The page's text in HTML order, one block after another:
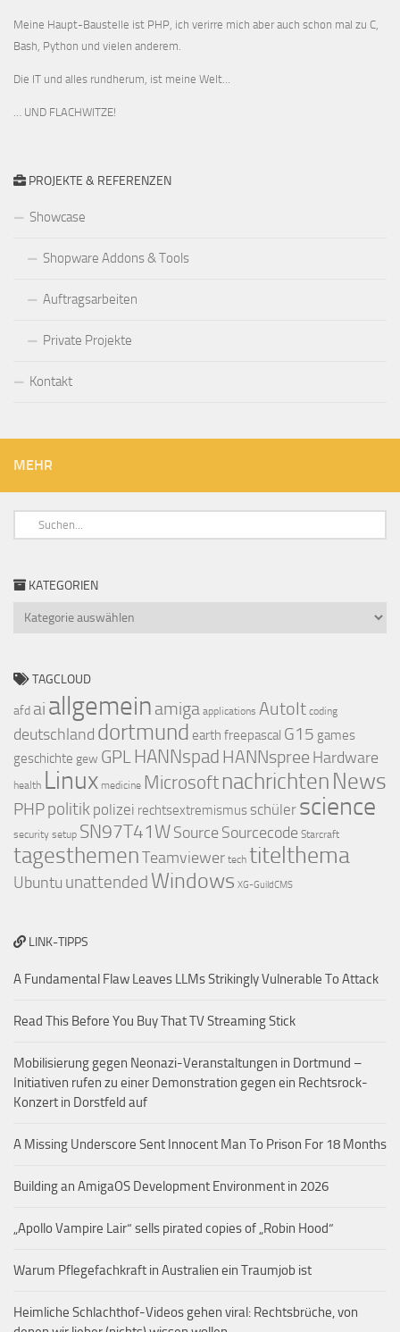
Meine Haupt-Baustelle ist PHP, ich verirre mich aber auch schon mal zu C,
Bash, Python und vielen anderem.
Die IT und alles rundherum, ist meine Welt...
… UND FLACHWITZE!
PROJEKTE & REFERENZEN
Showcase
Shopware Addons & Tools
Auftragsarbeiten
Private Projekte
Kontakt
MEHR
KATEGORIEN
TAGCLOUD
afd ai allgemein amiga applications AutoIt coding
deutschland dortmund earth freepascal G15 games
geschichte gew GPL HANNspad HANNspree Hardware
health Linux medicine Microsoft nachrichten News
PHPpolitik polizei rechtsextremismus schüler science
security setup SN97T41WSource Sourcecode Starcraft
tagesthemenTeamviewer tech titelthema
Ubuntu unattended Windows XG-GuildCMS
LINK-TIPPS
A Fundamental Flaw Leaves LLMs Strikingly Vulnerable To Attack
Read This Before You Buy That TV Streaming Stick
Mobilisierung gegen Neonazi-Veranstaltungen in Dortmund –
Initiativen rufen zu einer Demonstration gegen ein Rechtsrock-
Konzert in Dorstfeld auf
A Missing Underscore Sent Innocent Man To Prison For 18 Months
Building an AmigaOS Development Environment in 2026
„Apollo Vampire Lair“ sells pirated copies of „Robin Hood“
Warum Pflegefachkraft in Australien ein Traumjob ist
Heimliche Schlachthof-Videos gehen viral: Rechtsbrüche, von